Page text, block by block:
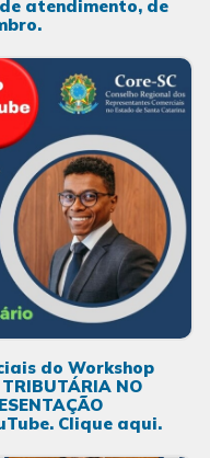
atendimento, de
do Workshop
TRIBUTÁRIA NO
Clique aqui.